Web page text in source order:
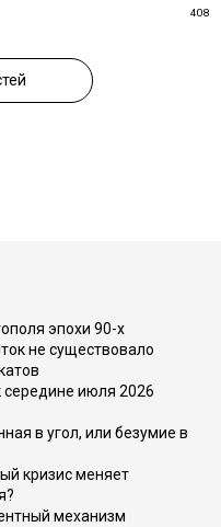
408
эпохи 90-х
не существовало
июля 2026
в угол, или безумие в
кризис меняет
механизм